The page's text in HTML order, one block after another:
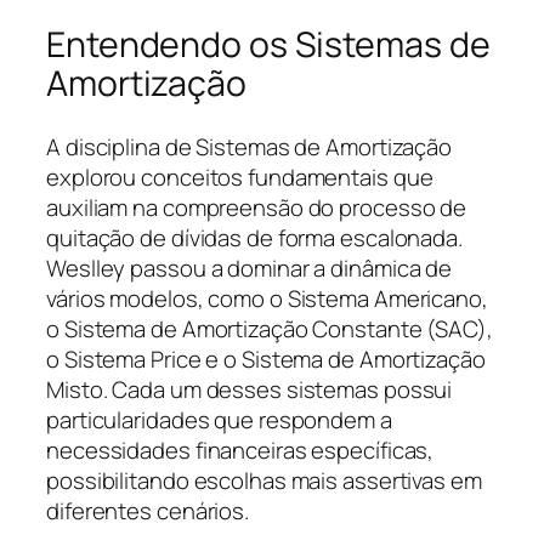
Entendendo os Sistemas de
Amortização
A disciplina de Sistemas de Amortização
explorou conceitos fundamentais que
auxiliam na compreensão do processo de
quitação de dívidas de forma escalonada.
Weslley passou a dominar a dinâmica de
vários modelos, como o Sistema Americano,
o Sistema de Amortização Constante (SAC),
o Sistema Price e o Sistema de Amortização
Misto. Cada um desses sistemas possui
particularidades que respondem a
necessidades financeiras específicas,
possibilitando escolhas mais assertivas em
diferentes cenários.